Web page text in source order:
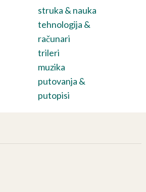
struka & nauka
tehnologija &
računari
trileri
muzika
putovanja &
putopisi